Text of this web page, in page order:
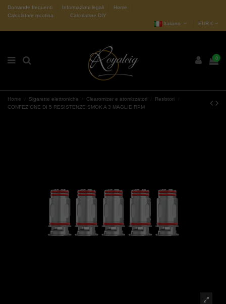
Domande frequenti Informazioni legali
Home
Calcolatore nicotina
Calcolatore DIY
Italiano
EUR €
0
Home Sigarette elettroniche Clearomizer e atomizzatori
Resistori
CONFEZIONE DI 5 RESISTENZE SMOK A 3 MAGLIE RPM